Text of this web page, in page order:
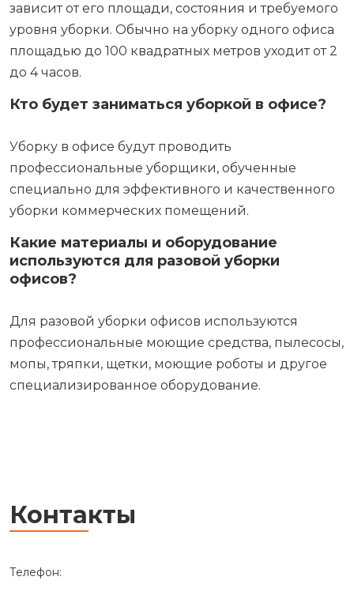
зависит от его площади, состояния и требуемого
уровня уборки. Обычно на уборку одного офиса
площадью до 100 квадратных метров уходит от 2
до 4 часов.
Кто будет заниматься уборкой в офисе?
Уборку в офисе будут проводить
профессиональные уборщики, обученные
специально для эффективного и качественного
уборки коммерческих помещений.
Какие материалы и оборудование
используются для разовой уборки
офисов?
Для разовой уборки офисов используются
профессиональные моющие средства, пылесосы,
мопы, тряпки, щетки, моющие роботы и другое
специализированное оборудование.
Контакты
Телефон: